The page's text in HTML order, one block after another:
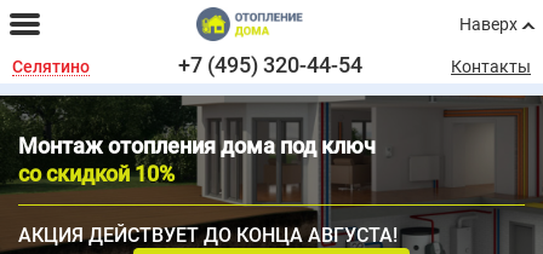
Наверх
Селятино +7 (495) 320-44-54 Контакты
Монтаж отопления дома под ключ
со скидкой 10%
АКЦИЯ ДЕЙСТВУЕТ ДО КОНЦА АВГУСТА!